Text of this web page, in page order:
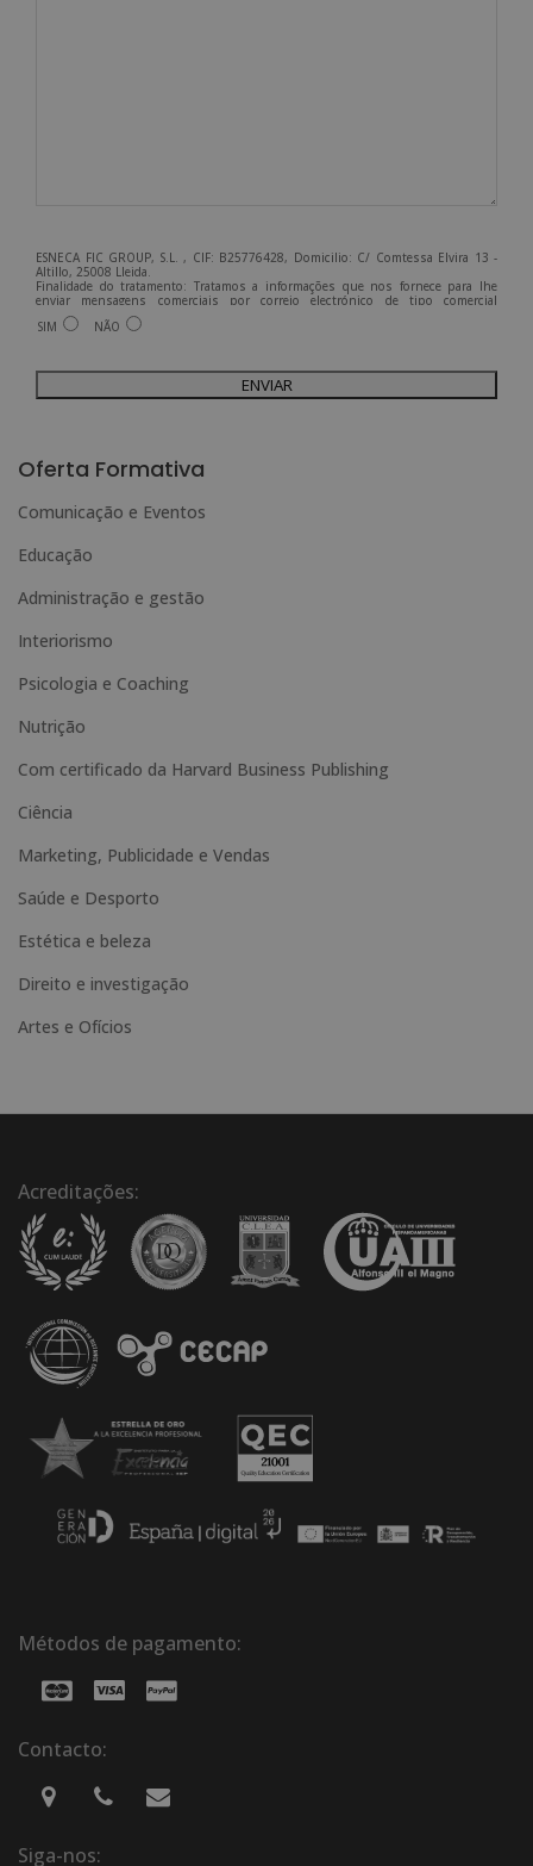
ESNECA FIC GROUP, S.L. , CIF: B25776428, Domicilio: C/ Comtessa Elvira 13 -
Altillo, 25008 Lleida.
Finalidade do tratamento: Tratamos a informações que nos fornece para lhe
enviar mensagens comerciais por correio electrónico de tipo comercial
relacionadas com os produtos oferecidos e outros produtos que possam ser do
seu interesse.
contactando-nos para o endereço admin@grupoesneca.com.
Para mais informações, consulte a nossa Política de Privacidade.
Deseja receber informação comercial (por telefone e/ou correio electrónico):
SIM NÃO
e
r
n
i
v
e
Oferta Formativa
Comunicação e Eventos
Educação
Administração e gestão
Interiorismo
Psicologia e Coaching
Nutrição
Com certificado da Harvard Business Publishing
Ciência
Marketing, Publicidade e Vendas
Saúde e Desporto
Estética e beleza
Direito e investigação
Artes e Ofícios
Acreditações:
Métodos de pagamento:
Contacto:
Siga-nos: